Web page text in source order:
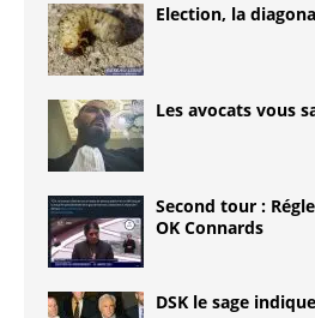
Election, la
Les avocats vous
Second tour :
OK Connards
DSK le sage